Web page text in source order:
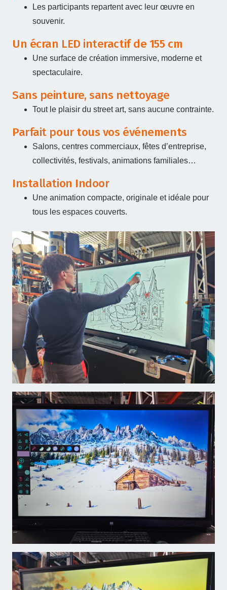
Les participants repartent avec leur œuvre en
souvenir.
Un écran LED interactif de 155 cm
Une surface de création immersive, moderne et
spectaculaire.
Sans peinture, sans nettoyage
Tout le plaisir du street art, sans aucune contrainte.
Parfait pour tous vos événements
Salons, centres commerciaux, fêtes d’entreprise,
collectivités, festivals, animations familiales…
Installation Indoor
Une animation compacte, originale et idéale pour
tous les espaces couverts.